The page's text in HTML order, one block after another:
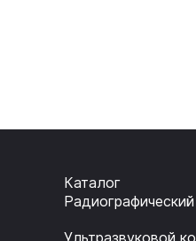
Каталог
Ультразвуковой